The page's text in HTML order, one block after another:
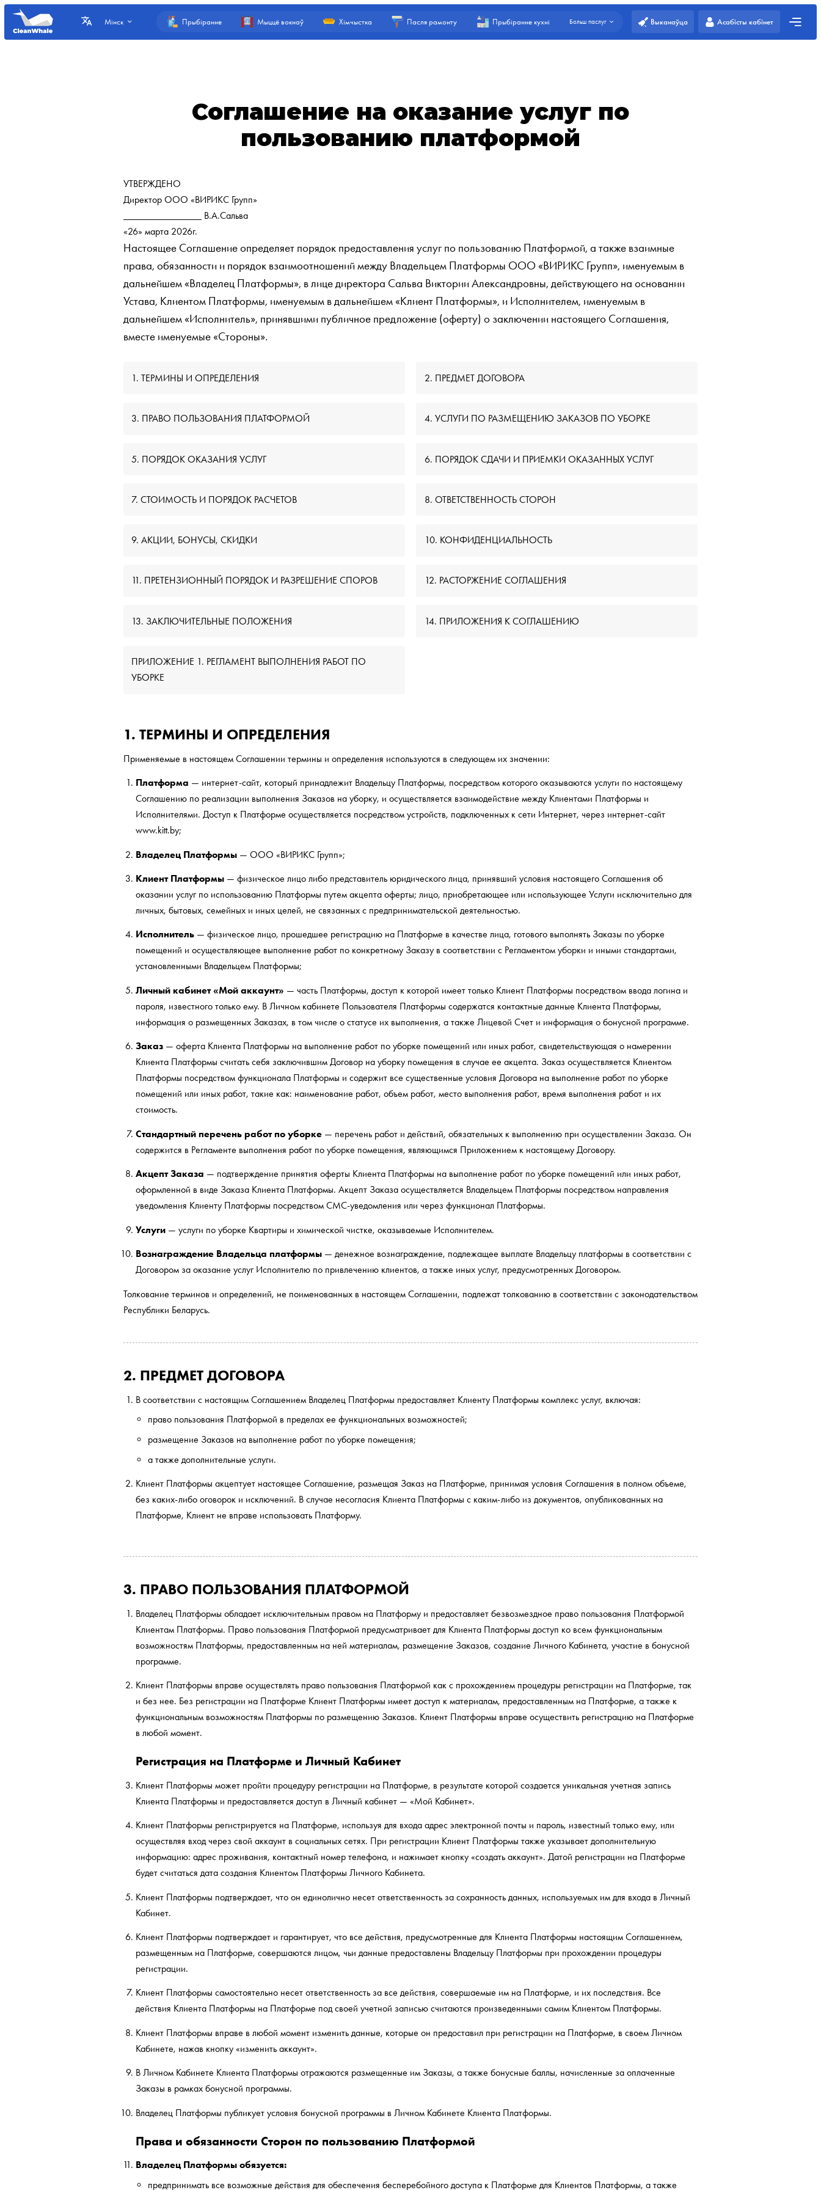
Мінск Прыбіранне Мыццё вокнаў Хімчыстка Пасля рамонту Прыбіранне кухні Больш паслуг Выканаўца Асабісты кабінет
Соглашение на оказание услуг по
пользованию платформой
УТВЕРЖДЕНО
Директор ООО «ВИРИКС Групп»
________________ В.А.Сальва
«26» марта 2026г.
Настоящее Соглашение определяет порядок предоставления услуг по пользованию Платформой, а также взаимные
права, обязанности и порядок взаимоотношений между Владельцем Платформы ООО «ВИРИКС Групп», именуемым в
дальнейшем «Владелец Платформы», в лице директора Сальва Виктории Александровны, действующего на основании
Устава, Клиентом Платформы, именуемым в дальнейшем «Клиент Платформы», и Исполнителем, именуемым в
дальнейшем «Исполнитель», принявшими публичное предложение (оферту) о заключении настоящего Соглашения,
вместе именуемые «Стороны».
1. ТЕРМИНЫ И ОПРЕДЕЛЕНИЯ 2. ПРЕДМЕТ ДОГОВОРА
3. ПРАВО ПОЛЬЗОВАНИЯ ПЛАТФОРМОЙ 4. УСЛУГИ ПО РАЗМЕЩЕНИЮ ЗАКАЗОВ ПО УБОРКЕ
5. ПОРЯДОК ОКАЗАНИЯ УСЛУГ 6. ПОРЯДОК СДАЧИ И ПРИЕМКИ ОКАЗАННЫХ УСЛУГ
7. СТОИМОСТЬ И ПОРЯДОК РАСЧЕТОВ 8. ОТВЕТСТВЕННОСТЬ СТОРОН
9. АКЦИИ, БОНУСЫ, СКИДКИ 10. КОНФИДЕНЦИАЛЬНОСТЬ
11. ПРЕТЕНЗИОННЫЙ ПОРЯДОК И РАЗРЕШЕНИЕ СПОРОВ 12. РАСТОРЖЕНИЕ СОГЛАШЕНИЯ
13. ЗАКЛЮЧИТЕЛЬНЫЕ ПОЛОЖЕНИЯ 14. ПРИЛОЖЕНИЯ К СОГЛАШЕНИЮ
ПРИЛОЖЕНИЕ 1. РЕГЛАМЕНТ ВЫПОЛНЕНИЯ РАБОТ ПО
УБОРКЕ
1. ТЕРМИНЫ И ОПРЕДЕЛЕНИЯ
Применяемые в настоящем Соглашении термины и определения используются в следующем их значении:
Платформа — интернет-сайт, который принадлежит Владельцу Платформы, посредством которого оказываются услуги по настоящему
Соглашению по реализации выполнения Заказов на уборку, и осуществляется взаимодействие между Клиентами Платформы и
Исполнителями. Доступ к Платформе осуществляется посредством устройств, подключенных к сети Интернет, через интернет-сайт
www.kitt.by;
Владелец Платформы— ООО «ВИРИКС Групп»;
Клиент Платформы— физическое лицо либо представитель юридического лица, принявший условия настоящего Соглашения об
оказании услуг по использованию Платформы путем акцепта оферты; лицо, приобретающее или использующее Услуги исключительно для
личных, бытовых, семейных и иных целей, не связанных с предпринимательской деятельностью.
Исполнитель— физическое лицо, прошедшее регистрацию на Платформе в качестве лица, готового выполнять Заказы по уборке
помещений и осуществляющее выполнение работ по конкретному Заказу в соответствии с Регламентом уборки и иными стандартами,
установленными Владельцем Платформы;
Личный кабинет «Мой аккаунт» — часть Платформы, доступ к которой имеет только Клиент Платформы посредством ввода логина и
пароля, известного только ему. В Личном кабинете Пользователя Платформы содержатся контактные данные Клиента Платформы,
информация о размещенных Заказах, в том числе о статусе их выполнения, а также Лицевой Счет и информация о бонусной программе.
Заказ— оферта Клиента Платформы на выполнение работ по уборке помещений или иных работ, свидетельствующая о намерении
Клиента Платформы считать себя заключившим Договор на уборку помещения в случае ее акцепта. Заказ осуществляется Клиентом
Платформы посредством функционала Платформы и содержит все существенные условия Договора на выполнение работ по уборке
помещений или иных работ, такие как: наименование работ, объем работ, место выполнения работ, время выполнения работ и их
стоимость.
Стандартный перечень работ по уборке— перечень работ и действий, обязательных к выполнению при осуществлении Заказа. Он
содержится в Регламенте выполнения работ по уборке помещения, являющимся Приложением к настоящему Договору.
Акцепт Заказа — подтверждение принятия оферты Клиента Платформы на выполнение работ по уборке помещений или иных работ,
оформленной в виде Заказа Клиента Платформы. Акцепт Заказа осуществляется Владельцем Платформы посредством направления
уведомления Клиенту Платформы посредством СМС-уведомления или через функционал Платформы.
Услуги— услуги по уборке Квартиры и химической чистке, оказываемые Исполнителем.
Вознаграждение Владельца платформы— денежное вознаграждение, подлежащее выплате Владельцу платформы в соответствии с
Договором за оказание услуг Исполнителю по привлечению клиентов, а также иных услуг, предусмотренных Договором.
Толкование терминов и определений, не поименованных в настоящем Соглашении, подлежат толкованию в соответствии с законодательством
Республики Беларусь.
2. ПРЕДМЕТ ДОГОВОРА
В соответствии с настоящим Соглашением Владелец Платформы предоставляет Клиенту Платформы комплекс услуг, включая:
право пользования Платформой в пределах ее функциональных возможностей;
размещение Заказов на выполнение работ по уборке помещения;
а также дополнительные услуги.
Клиент Платформы акцептует настоящее Соглашение, размещая Заказ на Платформе, принимая условия Соглашения в полном объеме,
без каких-либо оговорок и исключений. В случае несогласия Клиента Платформы с каким-либо из документов, опубликованных на
Платформе, Клиент не вправе использовать Платформу.
3. ПРАВО ПОЛЬЗОВАНИЯ ПЛАТФОРМОЙ
Владелец Платформы обладает исключительным правом на Платформу и предоставляет безвозмездное право пользования Платформой
Клиентам Платформы. Право пользования Платформой предусматривает для Клиента Платформы доступ ко всем функциональным
возможностям Платформы, предоставленным на ней материалам, размещение Заказов, создание Личного Кабинета, участие в бонусной
программе.
Клиент Платформы вправе осуществлять право пользования Платформой как с прохождением процедуры регистрации на Платформе, так
и без нее. Без регистрации на Платформе Клиент Платформы имеет доступ к материалам, предоставленным на Платформе, а также к
функциональным возможностям Платформы по размещению Заказов. Клиент Платформы вправе осуществить регистрацию на Платформе
в любой момент.
Регистрация на Платформе и Личный Кабинет
Клиент Платформы может пройти процедуру регистрации на Платформе, в результате которой создается уникальная учетная запись
Клиента Платформы и предоставляется доступ в Личный кабинет — «Мой Кабинет».
Клиент Платформы регистрируется на Платформе, используя для входа адрес электронной почты и пароль, известный только ему, или
осуществляя вход через свой аккаунт в социальных сетях. При регистрации Клиент Платформы также указывает дополнительную
информацию: адрес проживания, контактный номер телефона, и нажимает кнопку «создать аккаунт». Датой регистрации на Платформе
будет считаться дата создания Клиентом Платформы Личного Кабинета.
Клиент Платформы подтверждает, что он единолично несет ответственность за сохранность данных, используемых им для входа в Личный
Кабинет.
Клиент Платформы подтверждает и гарантирует, что все действия, предусмотренные для Клиента Платформы настоящим Соглашением,
размещенным на Платформе, совершаются лицом, чьи данные предоставлены Владельцу Платформы при прохождении процедуры
регистрации.
Клиент Платформы самостоятельно несет ответственность за все действия, совершаемые им на Платформе, и их последствия. Все
действия Клиента Платформы на Платформе под своей учетной записью считаются произведенными самим Клиентом Платформы.
Клиент Платформы вправе в любой момент изменить данные, которые он предоставил при регистрации на Платформе, в своем Личном
Кабинете, нажав кнопку «изменить аккаунт».
В Личном Кабинете Клиента Платформы отражаются размещенные им Заказы, а также бонусные баллы, начисленные за оплаченные
Заказы в рамках бонусной программы.
Владелец Платформы публикует условия бонусной программы в Личном Кабинете Клиента Платформы.
Права и обязанности Сторон по пользованию Платформой
Владелец Платформы обязуется:
предпринимать все возможные действия для обеспечения бесперебойного доступа к Платформе для Клиентов Платформы, а также